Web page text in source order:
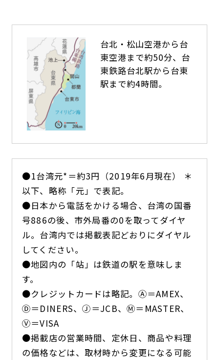
台北・松山空港から台
東空港まで約50分、台
東鉄路台北駅から台東
駅まで約4時間。
●1台湾元*＝約3円（2019年6月現在） ＊
以下、略称「元」で表記。
●日本から電話をかける場合、台湾の国番
号886の後、市外局番の0を取ってダイヤ
ル。台湾内では掲載表記どおりにダイヤル
してください。
●地図内の「站」は鉄道の駅を意味しま
す。
●クレジットカードは略記。Ⓐ＝AMEX、
Ⓓ＝DINERS、Ⓙ＝JCB、Ⓜ＝MASTER、
Ⓥ＝VISA
●掲載店の営業時間、定休日、商品や料理
の価格などは、取材時から変更になる可能